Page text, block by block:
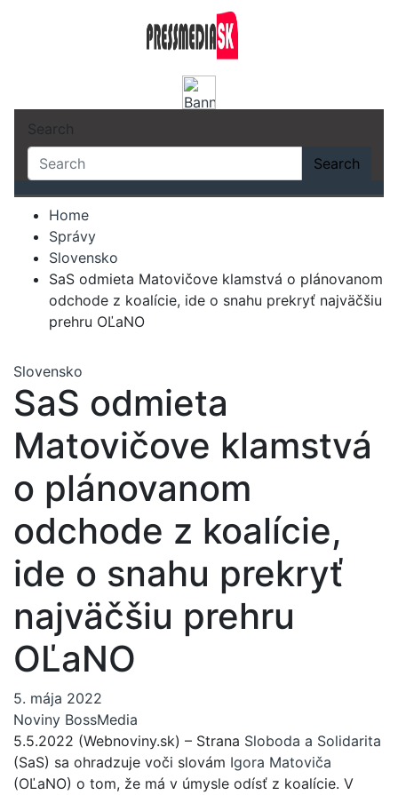
Search
Search
Home
Správy
Slovensko
SaS odmieta Matovičove klamstvá o plánovanom
odchode z koalície, ide o snahu prekryť najväčšiu
prehru OĽaNO
Slovensko
SaS odmieta
Matovičove klamstvá
o plánovanom
odchode z koalície,
ide o snahu prekryť
najväčšiu prehru
OĽaNO
5. mája 2022
Noviny BossMedia
5.5.2022 (Webnoviny.sk) – Strana Sloboda a Solidarita
(SaS) sa ohradzuje voči slovám Igora Matoviča
(OĽaNO) o tom, že má v úmysle odísť z koalície. V